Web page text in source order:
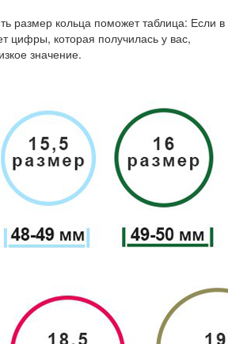
размер кольца поможет таблица: Если в
цифры, которая получилась у вас,
значение.